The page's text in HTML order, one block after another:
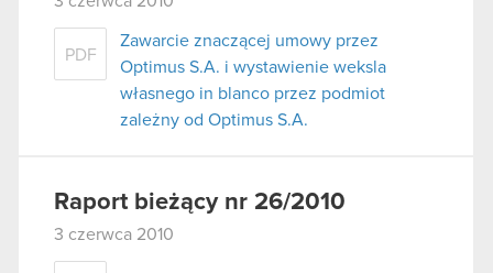
PDF
Zawarcie znaczącej umowy przez
Optimus S.A. i wystawienie weksla
własnego in blanco przez podmiot
zależny od Optimus S.A.
Raport bieżący nr 26/2010
3 czerwca 2010